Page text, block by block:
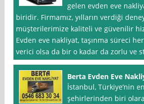
gelen evden eve
biridir. Firmamız, yılların verdiği
müşterilerimize kaliteli ve güvenilir
Evden eve nakliyat, taşınma süreci
verici olsa da bir o kadar da zorlu ve
Berta Evden Eve
İstanbul, Türkiye’nin
şehirlerinden biri